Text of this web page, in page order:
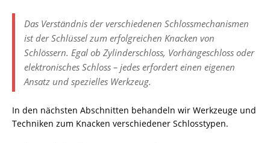
Das Verständnis der verschiedenen Schlossmechanismen
ist der Schlüssel zum erfolgreichen Knacken von
Schlössern. Egal ob Zylinderschloss, Vorhängeschloss oder
elektronisches Schloss – jedes erfordert einen eigenen
Ansatz und spezielles Werkzeug.
In den nächsten Abschnitten behandeln wir Werkzeuge und
Techniken zum Knacken verschiedener Schlosstypen.